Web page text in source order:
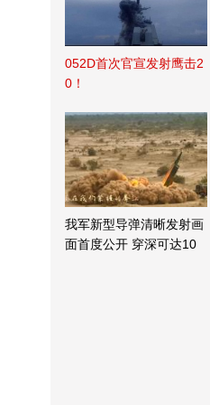
052D首次官宣发射鹰击2
0！
我军新型导弹清晰发射画
面首度公开 穿深可达10